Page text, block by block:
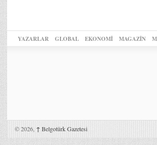
YAZARLAR GLOBAL EKONOMİ MAGAZİN
© 2026, ↑ Belgotürk Gazetesi